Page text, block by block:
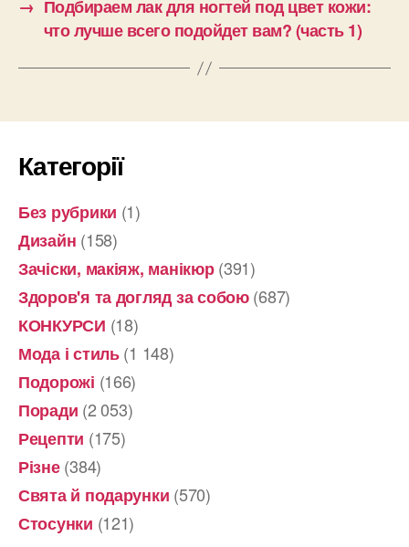
→ Подбираем лак для ногтей под цвет кожи:
что лучше всего подойдет вам? (часть 1)
Категорії
Без рубрики (1)
Дизайн (158)
Зачіски, макіяж, манікюр(391)
Здоров'я та догляд за собою(687)
КОНКУРСИ (18)
Мода і стиль(1 148)
Подорожі (166)
Поради (2 053)
Рецепти (175)
Різне(384)
Свята й подарунки (570)
Стосунки (121)